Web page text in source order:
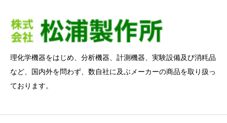
理化学機器をはじめ、分析機器、計測機器、実験設備及び消粍品
など、国内外を問わず、数自社に及ぶメーカーの商品を取り扱っ
ております。